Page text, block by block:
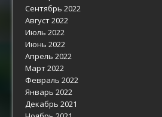
Сентябрь 2022
Август 2022
Июль 2022
Июнь 2022
Апрель 2022
Март 2022
Февраль 2022
Январь 2022
Декабрь 2021